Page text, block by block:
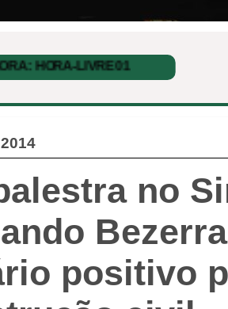
no
positivo